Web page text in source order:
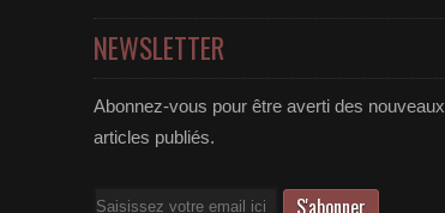
NEWSLETTER
Abonnez-vous pour être averti des nouveaux
articles publiés.
Email